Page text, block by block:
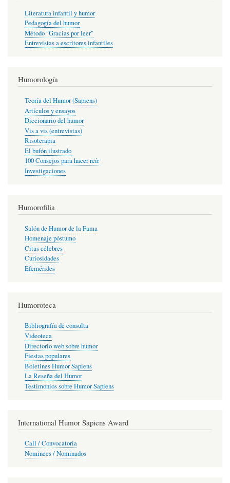
Literatura infantil y humor
Pedagogía del humor
Método "Gracias por leer"
Entrevistas a escritores infantiles
Humorología
Teoría del Humor (Sapiens)
Artículos y ensayos
Diccionario del humor
Vis a vis (entrevistas)
Risoterapia
El bufón ilustrado
100 Consejos para hacer reír
Investigaciones
Humorofilia
Salón de Humor de la Fama
Homenaje póstumo
Citas célebres
Curiosidades
Efemérides
Humoroteca
Bibliografía de consulta
Videoteca
Directorio web sobre humor
Fiestas populares
Boletines Humor Sapiens
La Reseña del Humor
Testimonios sobre Humor Sapiens
International Humor Sapiens Award
Call / Convocatoria
Nominees / Nominados